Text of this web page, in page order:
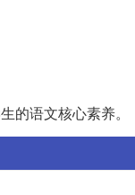
的语文核心素养。